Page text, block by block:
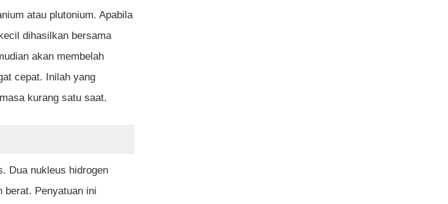
atau plutonium. Apabila
dihasilkan bersama
akan membelah
cepat. Inilah yang
kurang satu saat.
Dua nukleus hidrogen
berat. Penyatuan ini